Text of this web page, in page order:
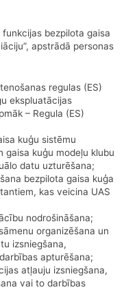
bezpilota gaisa
apstrādā personas
regulas (ES)
ekspluatācijas
– Regula (ES)
kuģu sistēmu
kuģu modeļu klubu
datu uzturēšana;
bezpilota gaisa kuģa
kas veicina UAS
nodrošināšana;
organizēšana un
izsniegšana,
apturēšana;
atļauju izsniegšana,
vai to darbības